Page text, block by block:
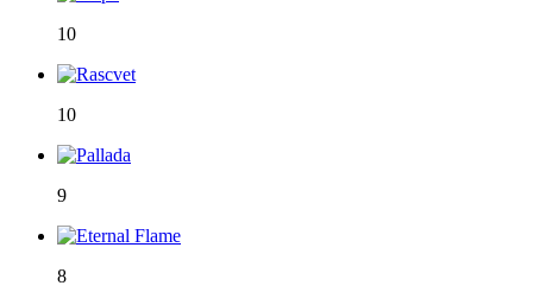
10
10
9
8